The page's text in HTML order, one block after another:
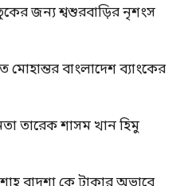
জন্য শ্বশুরবাড়ির নৃশংস
মোহান্তর বাংলাদেশ ব্যাংকের
তারেক শাসম খান হিমু